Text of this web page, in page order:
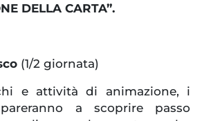
DELLA CARTA”.
(1/2 giornata)
e attività di animazione, i
a scoprire passo